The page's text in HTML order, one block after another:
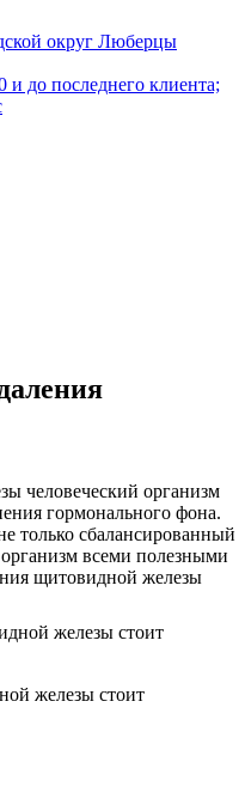
округ Люберцы
до последнего клиента;
человеческий организм
гормонального фона.
только сбалансированный
всеми полезными
щитовидной железы
железы стоит